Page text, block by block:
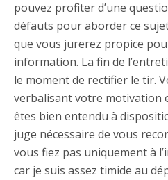
pouvez profiter d’une
défauts pour aborder ce
que vous jurerez propice
information. La fin de
le moment de rectifier le tir.
verbalisant votre motivation
êtes bien entendu à
juge nécessaire de vous
vous fiez pas uniquement à
car je suis assez timide au